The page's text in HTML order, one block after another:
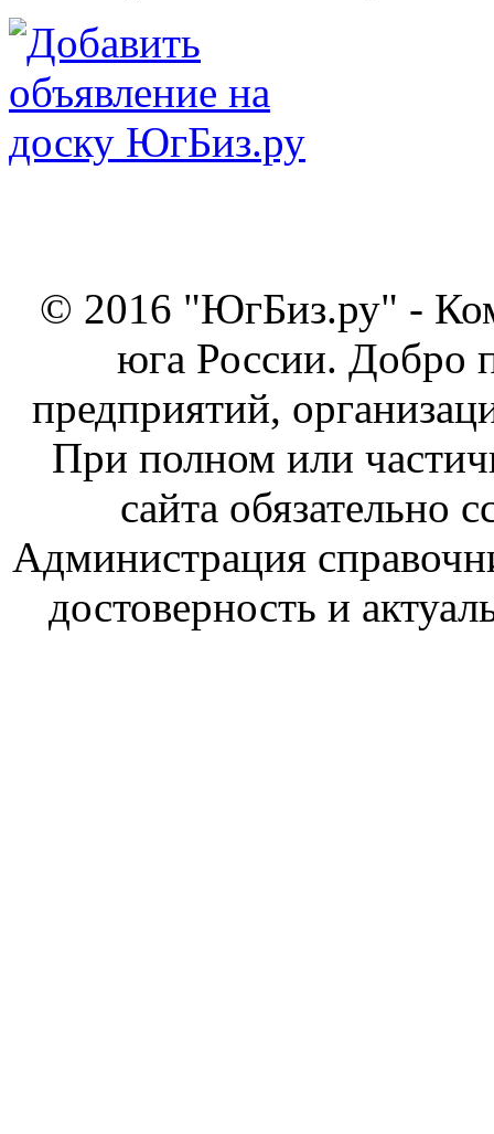
© 2016 "ЮгБиз.ру" -
юга России. Добро
предприятий,
При полном или
сайта обязательно
Администрация
достоверность и